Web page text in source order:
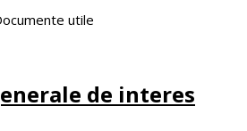
utile
de interes